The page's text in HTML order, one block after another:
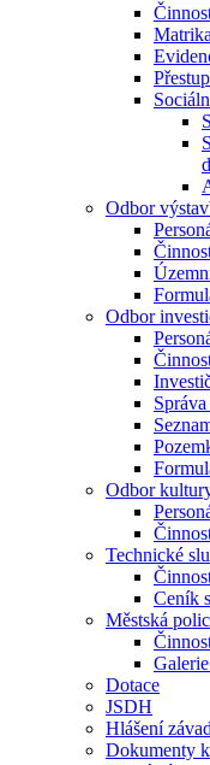
Matrika
Odbor
Odbor
Odbor
Technické
Ceník
Městská
Dotace
JSDH
Hlášení závad
Dokumenty